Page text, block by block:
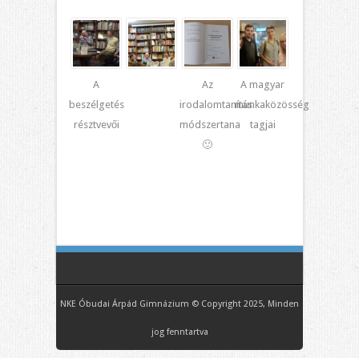
A
beszélgetés
résztvevői
Az
irodalomtanítás
módszertana
🙂
A magyar
munkaközösség
tagjai
NKE Óbudai Árpád Gimnázium © Copyright 2025, Minden
jog fenntartva